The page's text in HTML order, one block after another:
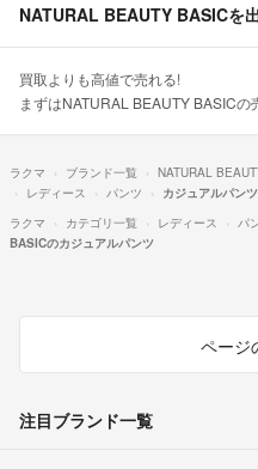
NATURAL BEAUTY BASICを
買取よりも高値で売れる!
まずはNATURAL BEAUTY BASICの
ラクマ ブランド一覧
NATURAL
レディース
パンツ
カジュアルパンツ
ラクマ
カテゴリ一覧 レディース パ
BASICのカジュアルパンツ
ページ
注目ブランド一覧